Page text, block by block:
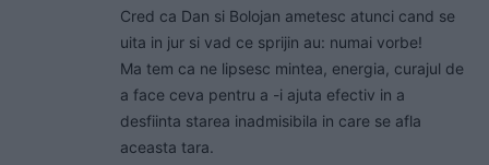
Cred ca Dan si Bolojan ametesc atunci cand se
uita in jur si vad ce sprijin au: numai vorbe!
Ma tem ca ne lipsesc mintea, energia, curajul de
a face ceva pentru a -i ajuta efectiv in a
desfiinta starea inadmisibila in care se afla
aceasta tara.